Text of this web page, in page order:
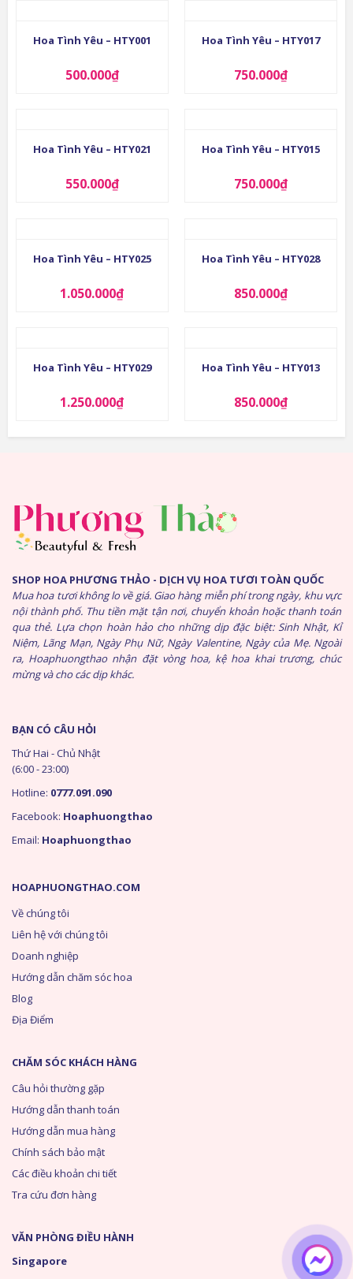
Hoa Tình Yêu – HTY001
500.000₫
Hoa Tình Yêu – HTY017
750.000₫
Hoa Tình Yêu – HTY021
550.000₫
Hoa Tình Yêu – HTY015
750.000₫
Hoa Tình Yêu – HTY025
1.050.000₫
Hoa Tình Yêu – HTY028
850.000₫
Hoa Tình Yêu – HTY029
1.250.000₫
Hoa Tình Yêu – HTY013
850.000₫
SHOP HOA PHƯƠNG THẢO - DỊCH VỤ HOA TƯƠI TOÀN QUỐC
Mua hoa tươi không lo về giá. Giao hàng miễn phí trong ngày, khu vực
nội thành phố. Thu tiền mặt tận nơi, chuyển khoản hoặc thanh toán
qua thẻ. Lựa chọn hoàn hảo cho những dịp đặc biệt: Sinh Nhật, Kỉ
Niệm, Lãng Mạn, Ngày Phụ Nữ, Ngày Valentine, Ngày của Mẹ. Ngoài
ra, Hoaphuongthao nhận đặt vòng hoa, kệ hoa khai trương, chúc
mừng và cho các dịp khác.
HOAPHUONGTHAO.COM
Về chúng tôi
Liên hệ với chúng tôi
Doanh nghiệp
Hướng dẫn chăm sóc hoa
Blog
Địa Điểm
CHĂM SÓC KHÁCH HÀNG
Câu hỏi thường gặp
Hướng dẫn thanh toán
Hướng dẫn mua hàng
Chính sách bảo mật
Các điều khoản chi tiết
Tra cứu đơn hàng
BẠN CÓ CÂU HỎI
Thứ Hai - Chủ Nhật
(6:00 - 23:00)
Hotline: 0777.091.090
Facebook: Hoaphuongthao
Email: Hoaphuongthao
VĂN PHÒNG ĐIỀU HÀNH
Singapore